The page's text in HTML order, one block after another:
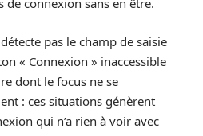
de connexion sans en être.
pas le champ de saisie
« Connexion » inaccessible
dont le focus ne se
: ces situations génèrent
qui n’a rien à voir avec